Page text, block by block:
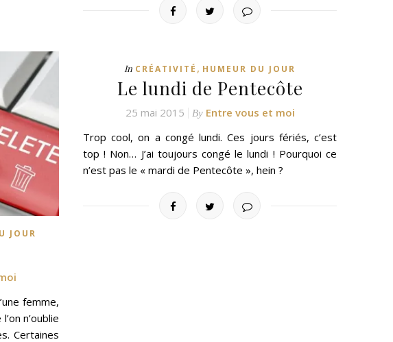
JOUR
femme,
n’oublie
Certaines
In CRÉATIVITÉ , HUMEUR DU JOUR
Le lundi de Pentecôte
25 mai 2015 By Entre vous et moi
Trop cool, on a congé lundi. Ces jours fériés, c’est
top ! Non… J’ai toujours congé le lundi ! Pourquoi ce
n’est pas le « mardi de Pentecôte », hein ?